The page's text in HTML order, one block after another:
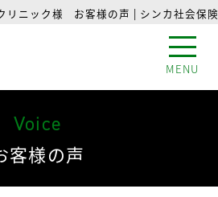
リニック様 お客様の声 | シンカ社会保
MENU
Voice
客様の声